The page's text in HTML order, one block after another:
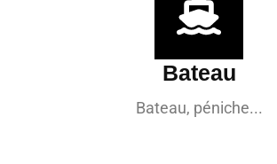
Bateau
Bateau, péniche...